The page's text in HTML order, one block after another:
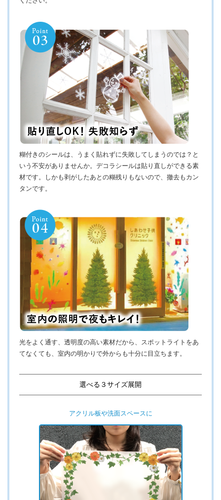
糊付きのシールは、うまく貼れずに失敗してしまうのでは？と
いう不安がありませんか。デコラシールは貼り直しができる素
材です。しかも剥がしたあとの糊残りもないので、撤去もカン
タンです。
光をよく通す、透明度の高い素材だから、スポットライトをあ
てなくても、室内の明かりで外からも十分に目立ちます。
選べる３サイズ展開
アクリル板や洗面スペースに